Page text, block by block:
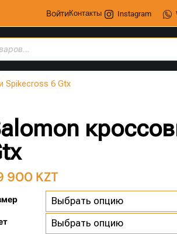
ВойтиКонтакты Instagram
Spikecross 6 Gtx
900 KZT